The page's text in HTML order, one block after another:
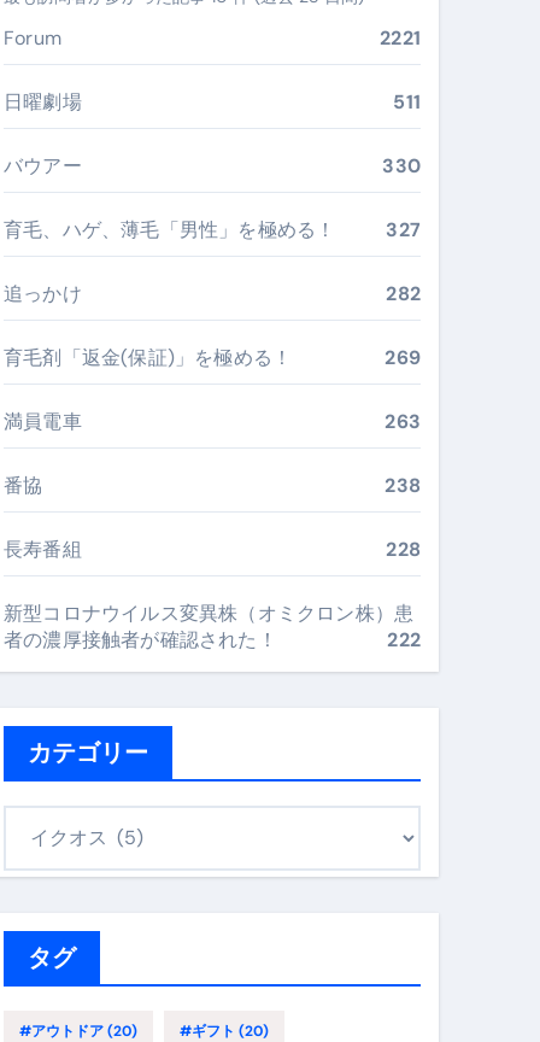
実践大全
。いま選ばれている新定番ドメイン
レ #美容 #健康 #雑学 #ナレーター #小林将大
#美容 #健康 #雑学 #ナレーター #小林将大
レ #美容 #健康 #雑学 #ナレーター #小林将大
すめ・選び方・洗い方・Q&Aまで
たの寝室に最適解を出す快眠ガイド
足腰と体幹”を育てる選び方＆続け方ガイド
目的別に失敗しない
散り対策の選び方
Forum 2221
日曜劇場 511
バウアー 330
育毛、ハゲ、薄毛「男性」を極める！ 327
追っかけ 282
育毛剤「返金(保証)」を極める！ 269
満員電車 263
番協 238
長寿番組 228
新型コロナウイルス変異株（オミクロン株）患
者の濃厚接触者が確認された！
222
カテゴリー
タグ
#アウトドア(20) #ギフト (20)